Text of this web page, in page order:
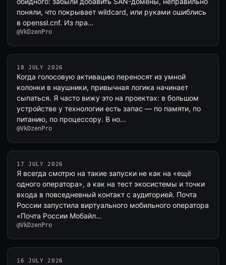
поняли, что покрывает wildcard, или руками ошиблись
в openssl.cnf. Из пра…
@VkDzenPro
18 JULY 2026
Когда голосовую активацию переносят из умной
колонки в наушники, привычная логика начинает
сыпаться. Я часто вижу это на проектах: в большом
устройстве у технологии есть запас — по памяти, по
питанию, по процессору. В но…
@VkDzenPro
17 JULY 2026
Я всегда смотрю на такие запуски не как на «ещё
одного оператора», а как на тест экосистемы и точки
входа в повседневный контакт с аудиторией. Почта
России запустила виртуального мобильного оператора
«Почта России Мобайл…
@VkDzenPro
16 JULY 2026